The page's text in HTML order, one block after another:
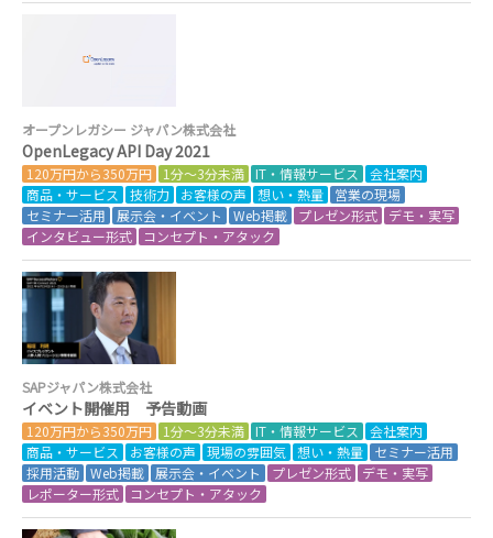
オープンレガシー ジャパン株式会社
OpenLegacy API Day 2021
120万円から350万円 1分～3分未満 IT・情報サービス
会社案内
商品・サービス
技術力 お客様の声 想い・熱量
営業の現場
セミナー活用
展示会・イベント Web掲載 プレゼン形式
デモ・実写
インタビュー形式
コンセプト・アタック
SAPジャパン株式会社
イベント開催用 予告動画
120万円から350万円 1分～3分未満 IT・情報サービス
会社案内
商品・サービス
お客様の声 現場の雰囲気 想い・熱量
セミナー活用
採用活動 Web掲載 展示会・イベント プレゼン形式
デモ・実写
レポーター形式
コンセプト・アタック